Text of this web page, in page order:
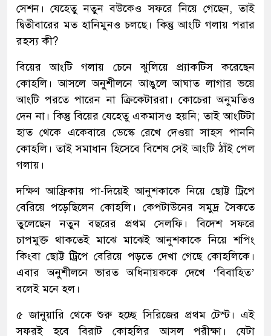
সেশন। যেহেতু নতুন বউকেও সফরে নিয়ে গেছেন, তাই
দ্বিতীবারের মত হানিমুনও চলছে। কিন্তু আংটি গলায় পরার
রহস্য কী?
বিয়ের আংটি গলায় চেনে ঝুলিয়ে প্র্যাকটিস করেছেন
কোহলি। আসলে অনুশীলনে আঙুলে আঘাত লাগার ভয়ে
আংটি পরতে পারেন না ক্রিকেটাররা। কোচেরা অনুমতিও
দেন না। কিন্তু বিয়ের যেহেতু একমাসও হয়নি; তাই আংটিটা
হাত থেকে একেবারে ডেস্কে রেখে দেওয়া সাহস পাননি
কোহলি। তাই সমাধান হিসেবে বিশেষ সেই আংটি ঠাঁই পেল
গলায়।
দক্ষিণ আফ্রিকায় পা-দিয়েই আনুশকাকে নিয়ে ছোট্ট ট্রিপে
বেরিয়ে পড়েছিলেন কোহলি। কেপটাউনের সমুদ্র সৈকতে
তুলেছেন নতুন বছরের প্রথম সেলফি। বিদেশ সফরে
চাপমুক্ত থাকতেই মাঝে মাঝেই আনুশকাকে নিয়ে শপিং
কিংবা ছোট্ট ট্রিপে বেরিয়ে পড়তে দেখা গেছে কোহলিকে।
এবার অনুশীলনে ভারত অধিনায়ককে দেখে ‘বিবাহিত’
বলেই মনে হল।
৫ জানুয়ারি থেকে শুরু হচ্ছে সিরিজের প্রথম টেস্ট। এই
সফরই হবে বিরাট কোহলির আসল পরীক্ষা। যেটা